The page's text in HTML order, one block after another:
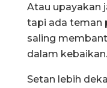
Atau upayakan
tapi ada teman
saling
dalam kebaikan.
Setan lebih